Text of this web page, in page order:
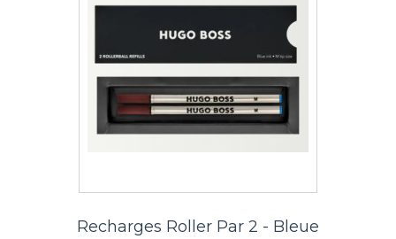
Recharges Roller Par 2 - Bleue